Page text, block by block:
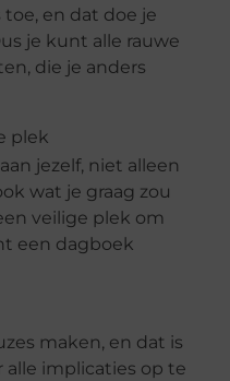
en dat doe je
je kunt alle rauwe
die je anders
plek
jezelf, niet alleen
wat je graag zou
veilige plek om
een dagboek
maken, en dat is
alle implicaties op te